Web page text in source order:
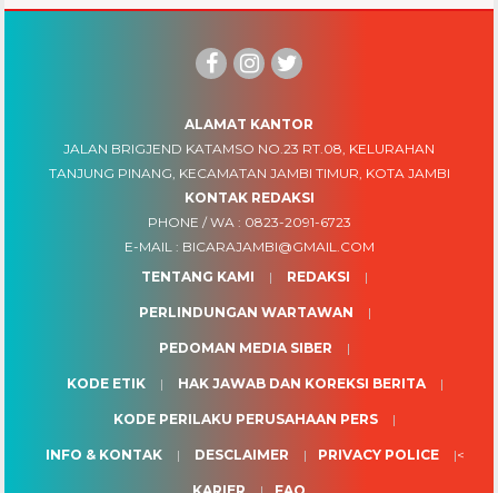
ALAMAT KANTOR
JALAN BRIGJEND KATAMSO NO.23 RT.08, KELURAHAN
TANJUNG PINANG, KECAMATAN JAMBI TIMUR, KOTA JAMBI
KONTAK REDAKSI
PHONE / WA : 0823-2091-6723
E-MAIL : BICARAJAMBI@GMAIL.COM
TENTANG KAMI
REDAKSI
PERLINDUNGAN WARTAWAN
PEDOMAN MEDIA SIBER
KODE ETIK HAK JAWAB DAN KOREKSI BERITA
KODE PERILAKU PERUSAHAAN PERS
INFO & KONTAK DESCLAIMER PRIVACY POLICE <